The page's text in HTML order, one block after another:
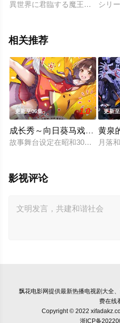
異世界に君臨する魔王軍の四天
シリ
相关推荐
更新至06集 1.0
成长秀～向日葵马戏团～
故事舞台设定在昭和30年代左右
更新
黄泉
月落
影视评论
飘花电影网提供最新热播电视剧大全
费在线
Copyright © 2022
浙ICP备